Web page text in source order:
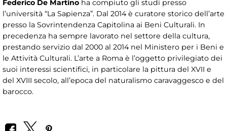
Federico De Martino ha compiuto gli studi presso
l’università “La Sapienza”. Dal 2014 è curatore storico dell’arte
presso la Sovrintendenza Capitolina ai Beni Culturali. In
precedenza ha sempre lavorato nel settore della cultura,
prestando servizio dal 2000 al 2014 nel Ministero per i Beni e
le Attività Culturali. L’arte a Roma è l’oggetto privilegiato dei
suoi interessi scientifici, in particolare la pittura del XVII e
del XVIII secolo, all’epoca del naturalismo caravaggesco e del
barocco.